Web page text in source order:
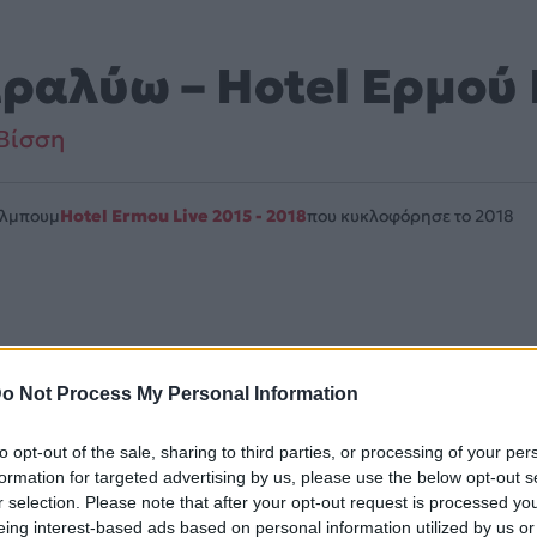
Not Process My Personal Information
opt-out of the sale, sharing to third parties, or processing of your
for targeted advertising by us, please use the below opt-out
selection. Please note that after your opt-out request is processed
interest-based ads based on personal information utilized by us
– Hotel Ερμού
Hotel Ermou Live 2015 - 2018που κυκλοφόρησε το 2018
(2018). Περιλαμβάνεται στο άλμπουμ «Hotel Ermou
στο Mad.gr.
Spotify, YouTube και στο Mad.gr.